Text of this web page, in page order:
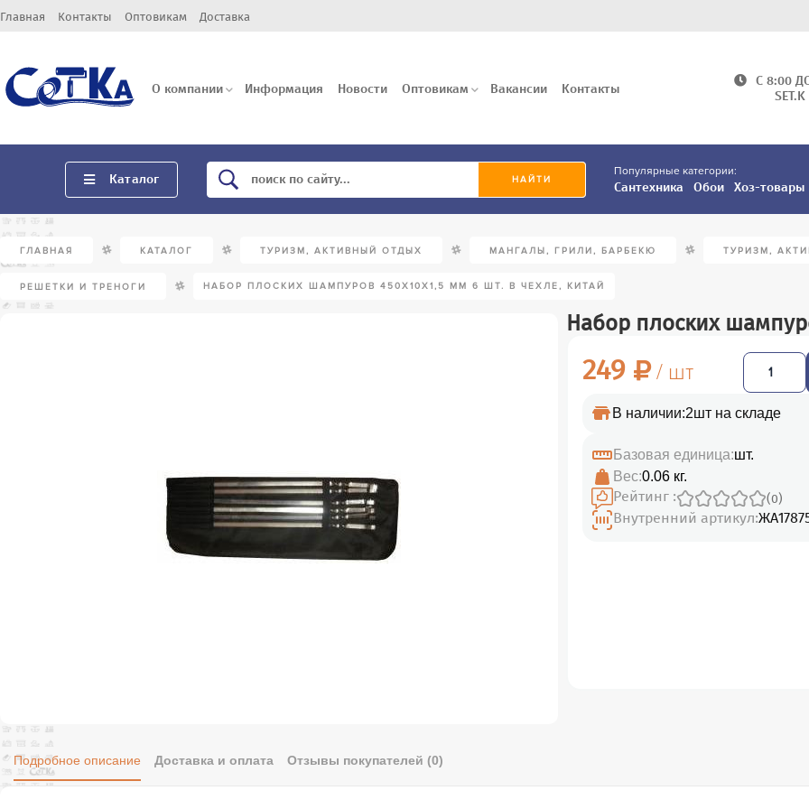
Главная Контакты Оптовикам Доставка
О компании Информация Новости Оптовикам Вакансии Контакты
C 8:00
SET.K
Каталог Популярные категории:
Сантехника Обои Хоз-товары
ГЛАВНАЯ / КАТАЛОГ / ТУРИЗМ, АКТИВНЫЙ ОТДЫХ / МАНГАЛЫ, ГРИЛИ, БАРБЕКЮ / ТУРИЗМ,
РЕШЕТКИ И ТРЕНОГИ / НАБОР ПЛОСКИХ ШАМПУРОВ 450Х10Х1,5 ММ 6 ШТ. В ЧЕХЛЕ, КИТАЙ
Набор плоских
249 / шт
В наличии:2шт на складе
Базовая единица:шт.
Вес:0.06 кг.
Рейтинг : (0)
Внутренний артикул:
Подробное описание Доставка и оплата Отзывы покупателей (0)